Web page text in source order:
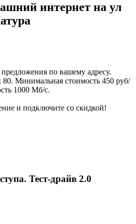
интернет на ул
по вашему адресу.
Минимальная стоимость 450 руб/
1000 Мб/с.
и подключите со скидкой!
Тест-драйв 2.0